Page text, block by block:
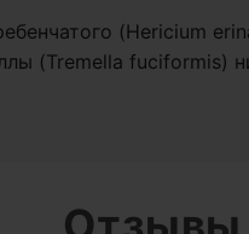
(Hericium
(Tremella fuciformis)